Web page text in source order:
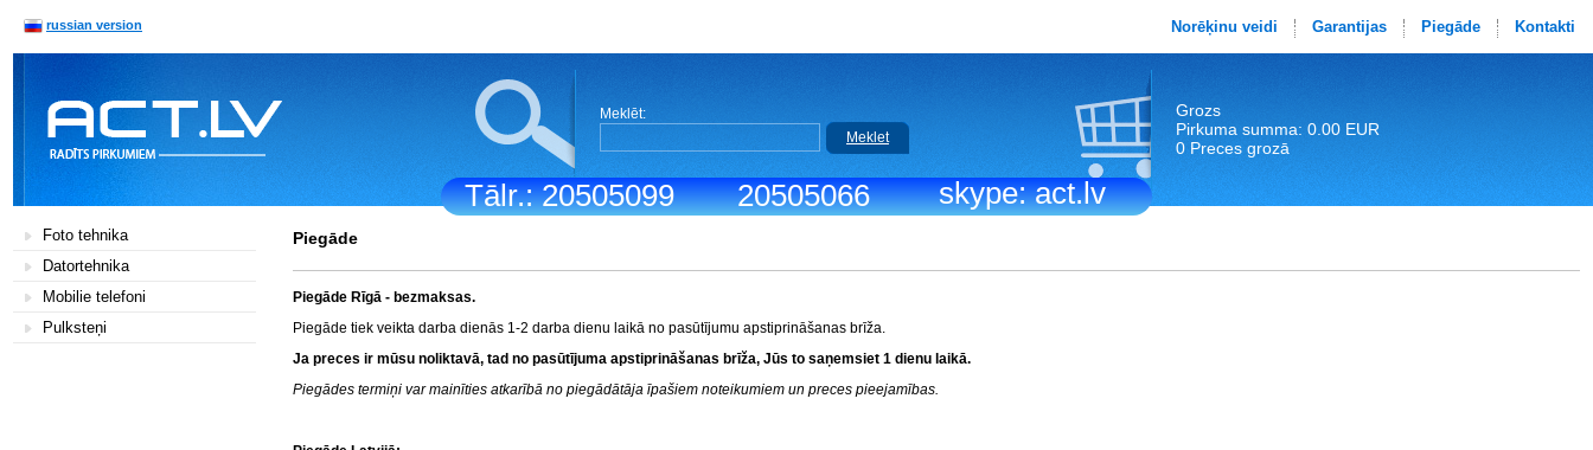
Tālr.: 20505099 20505066 skype: act.lv
russian version Norēķinu veidi Garantijas Piegāde Kontakti
Meklēt:
Meklet
Grozs
Pirkuma summa: 0.00 EUR
0 Preces grozā
Foto tehnika
Datortehnika
Mobilie telefoni
Pulksteņi
Piegāde
Piegāde Rīgā - bezmaksas.
Piegāde tiek veikta darba dienās 1-2 darba dienu laikā no pasūtījumu apstiprināšanas brīža.
Ja preces ir mūsu noliktavā, tad no pasūtījuma apstiprināšanas brīža, Jūs to saņemsiet 1 dienu laikā.
Piegādes termiņi var mainīties atkarībā no piegādātāja īpašiem noteikumiem un preces pieejamības.